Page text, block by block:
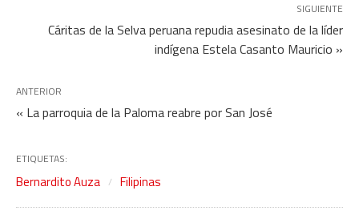
SIGUIENTE
Cáritas de la Selva peruana repudia asesinato de la líder
indígena Estela Casanto Mauricio »
ANTERIOR
« La parroquia de la Paloma reabre por San José
ETIQUETAS:
Bernardito Auza Filipinas